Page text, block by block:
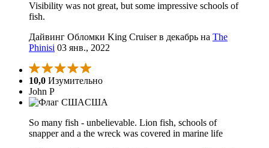
Visibility was not great, but some impressive schools of
fish.
Дайвинг Обломки King Cruiser в декабрь на The
Phinisi 03 янв., 2022
10,0 Изумительно
John P
США
So many fish - unbelievable. Lion fish, schools of
snapper and a the wreck was covered in marine life